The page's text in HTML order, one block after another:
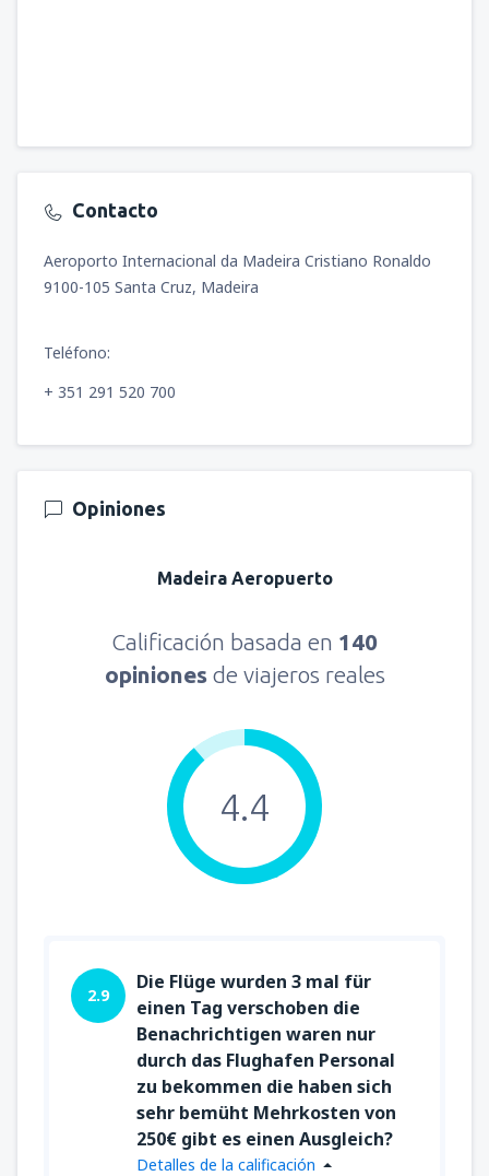
Contacto
Aeroporto Internacional da Madeira Cristiano Ronaldo
9100-105 Santa Cruz, Madeira
Teléfono:
+ 351 291 520 700
Opiniones
Madeira Aeropuerto
Calificación basada en 140
opiniones de viajeros reales
4.4
2.9
Die Flüge wurden 3 mal für
einen Tag verschoben die
Benachrichtigen waren nur
durch das Flughafen Personal
zu bekommen die haben sich
sehr bemüht Mehrkosten von
250€ gibt es einen Ausgleich?
Detalles de la calificación